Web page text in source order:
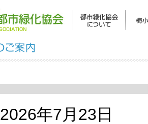
2026年7月23日